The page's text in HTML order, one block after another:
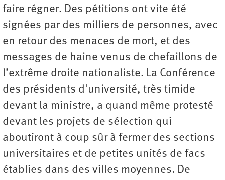
faire régner. Des pétitions ont vite été
signées par des milliers de personnes, avec
en retour des menaces de mort, et des
messages de haine venus de chefaillons de
l’extrême droite nationaliste. La Conférence
des présidents d'université, très timide
devant la ministre, a quand même protesté
devant les projets de sélection qui
aboutiront à coup sûr à fermer des sections
universitaires et de petites unités de facs
établies dans des villes moyennes. De